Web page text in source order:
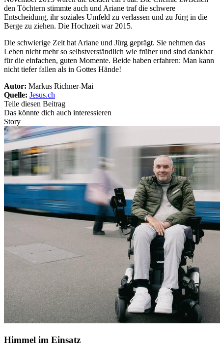
den Töchtern stimmte auch und Ariane traf die schwere
Entscheidung, ihr soziales Umfeld zu verlassen und zu Jürg in die
Berge zu ziehen. Die Hochzeit war 2015.
Die schwierige Zeit hat Ariane und Jürg geprägt. Sie nehmen das
Leben nicht mehr so selbstverständlich wie früher und sind dankbar
für die einfachen, guten Momente. Beide haben erfahren: Man kann
nicht tiefer fallen als in Gottes Hände!
Autor: Markus Richner-Mai
Quelle: Jesus.ch
Teile diesen Beitrag
Das könnte dich auch interessieren
Story
Himmel im Einsatz